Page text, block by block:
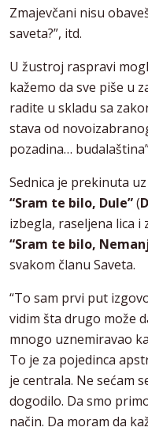
Zmajevčani nisu
saveta?”, itd.
U žustroj raspravi
kažemo da sve piše u
radite u skladu sa
stava od
pozadina…
Sednica je prekinuta
“Sram te bilo, Dule”(
izbegla, raseljena lica i
“Sram te bilo,
svakom članu Saveta.
“To sam prvi put
vidim šta drugo može
mnogo uznemiravao
To je za pojedinca
je centrala. Ne sećam
dogodilo. Da smo
način. Da moram da